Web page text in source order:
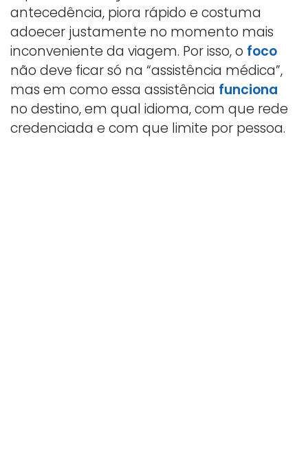
antecedência, piora rápido e costuma
adoecer justamente no momento mais
inconveniente da viagem. Por isso, o foco
não deve ficar só na “assistência médica”,
mas em como essa assistência funciona
no destino, em qual idioma, com que rede
credenciada e com que limite por pessoa.